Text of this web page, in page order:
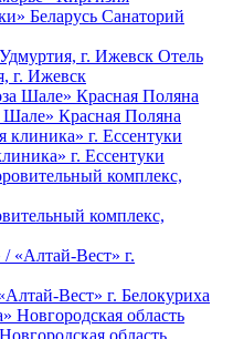
Санаторий
Отель
г. Ижевск
Шале» Красная Поляна
г. Ессентуки
комплекс,
Вест» г. Белокуриха